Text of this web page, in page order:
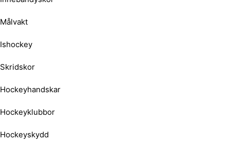
Målvakt
Ishockey
Skridskor
Hockeyhandskar
Hockeyklubbor
Hockeyskydd